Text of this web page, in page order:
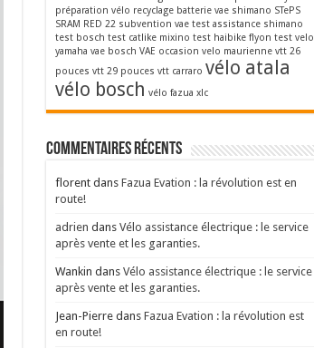
préparation vélo recyclage batterie vae shimano STePS
SRAM RED 22 subvention vae test assistance shimano
test bosch test catlike mixino test haibike flyon test velo
yamaha vae bosch VAE occasion velo maurienne vtt 26
pouces vtt 29 pouces vtt carraro vélo atala
vélo bosch vélo fazua xlc
Commentaires récents
florentdans Fazua Evation : la révolution est en
route!
adrien dans Vélo assistance électrique : le service
après vente et les garanties.
Wankin dans Vélo assistance électrique : le service
après vente et les garanties.
Jean-Pierredans Fazua Evation : la révolution est
en route!